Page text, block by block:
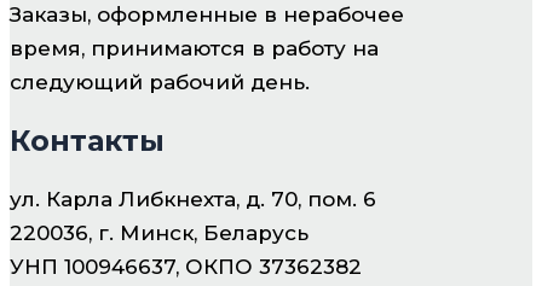
Заказы, оформленные в нерабочее
время, принимаются в работу на
следующий рабочий день.
Контакты
ул. Карла Либкнехта, д. 70, пом. 6
220036, г. Минск, Беларусь
УНП 100946637, ОКПО 37362382